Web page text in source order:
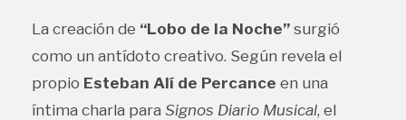
La creación de “Lobo de la Noche” surgió
como un antídoto creativo. Según revela el
propio Esteban Alí de Percance en una
íntima charla para Signos Diario Musical, el